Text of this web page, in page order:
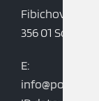
Fibichova 852
356 01 Sokolov
E: